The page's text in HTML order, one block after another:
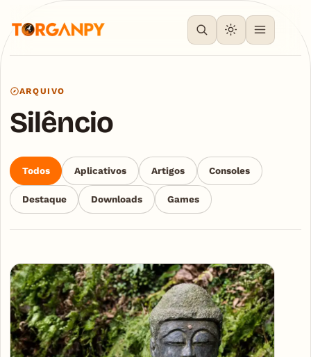
ARQUIVO
Silêncio
Todos Aplicativos Artigos Consoles
Destaque Downloads Games
Articles